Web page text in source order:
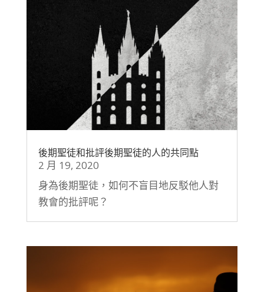
後期聖徒和批評後期聖徒的人的共同點
2 月 19, 2020
身為後期聖徒，如何不盲目地反駁他人對
教會的批評呢？